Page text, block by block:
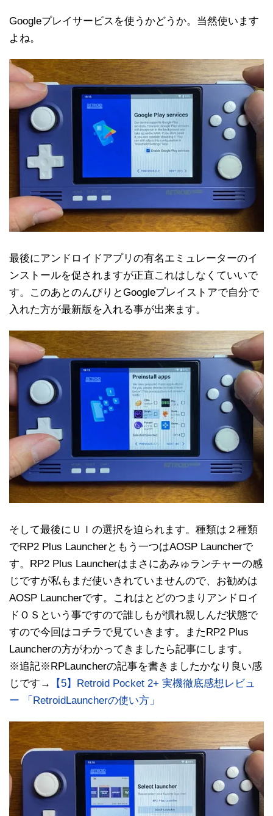
Googleプレイサービスを使うかどうか。当然使います
よね。
最後にアンドロイドアプリの有名エミュレーターのイ
ンストールを促されますが正直これはしなくていいで
す。このあとのんびりとGoogleプレイストアで自分で
入れた方が最新版を入れる事が出来ます。
そして最後にＵＩの選択を迫られます。種類は２種類
でRP2 Plus Launcherともう一つはAOSP Launcherで
す。RP2 Plus Launcherはまさにあみゅランチャーの感
じですが私もまだ使いきれていませんので、お勧めは
AOSP Launcherです。これはとどのつまりアンドロイ
ドＯＳという事ですので誰しもが慣れ親しんだ状態で
すので今回はコチラで見ていきます。またRP2 Plus
Launcherの方がわかってきましたら記事にします。
※追記※RPLauncherの記事を書きましたかなり良い感
じです→
【5】Retroid Pocket 2+ 実機徹底感想レビュ
ー 「RetroidLauncherの使い方」